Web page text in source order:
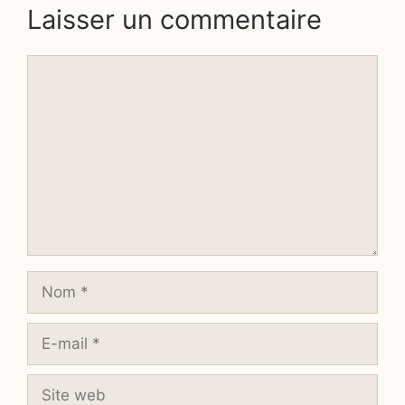
Laisser un commentaire
Nom
Site